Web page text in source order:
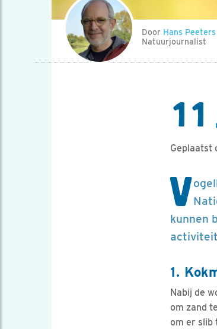
Door Hans Peeters
Natuurjournalist
11
Geplaatst
V
kunnen
1.
Nabij de
om zand
om er slib